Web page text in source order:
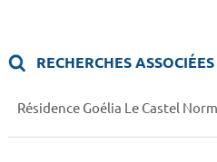
RECHERCHES ASSOCIÉES
Résidence Goélia Le Castel